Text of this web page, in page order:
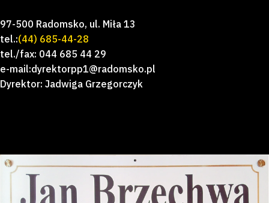
97-500 Radomsko, ul. Miła 13
tel.:(44) 685-44-28
tel./fax: 044 685 44 29
e-mail:dyrektorpp1@radomsko.pl
Dyrektor: Jadwiga Grzegorczyk